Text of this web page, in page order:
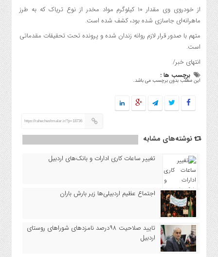
از خودروی وی مقدار ۱۰ کیلوگرم مواد مخدر از نوع تریاک که به طرز
ماهرانه‌ای جاسازی شده بود، کشف شده است.
متهم با صدور قرار لازم روانه زندان شده و پرونده تحت تحقیقات مقدماتی
است.
انتهای خبر/
برچسب ها :
این مطلب بدون برچسب می باشد.
https://rahecheshmalar.ir/?p=18736
نوشته‌های مشابه
تغییر ساعات کاری ادارات و بانک‌های اردبیل
اجتماع عظیم اردبیلی‌ها زیر بارش باران
تایید صلاحیت ۹۸درصد نامزدهای شوراهای روستای
اردبیل